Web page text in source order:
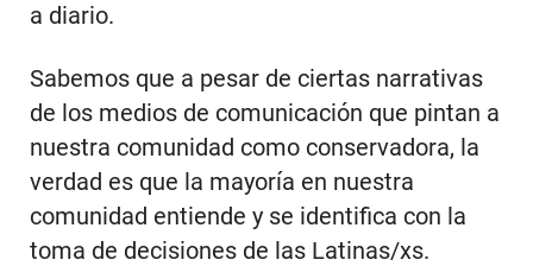
a diario.
Sabemos que a pesar de ciertas narrativas
de los medios de comunicación que pintan a
nuestra comunidad como conservadora, la
verdad es que la mayoría en nuestra
comunidad entiende y se identifica con la
toma de decisiones de las Latinas/xs.